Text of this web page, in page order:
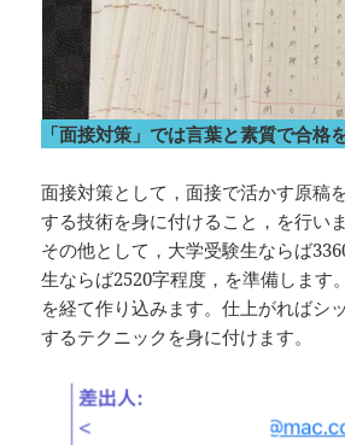
「面接対策」では言葉と素質で合格
面接対策として，面接で活かす原稿
する技術を身に付けること，を行い
その他として，大学受験生ならば
生ならば2520字程度，を準備します
を経て作り込みます。仕上がればシ
するテクニックを身に付けます。